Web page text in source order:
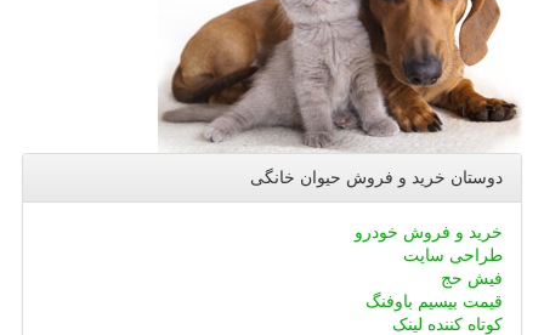
دوستان خرید و فروش حیوان خانگی
خرید و فروش خودرو
طراحی سایت
فیش حج
قیمت بیسیم باوفنگ
کوتاه کننده لینک